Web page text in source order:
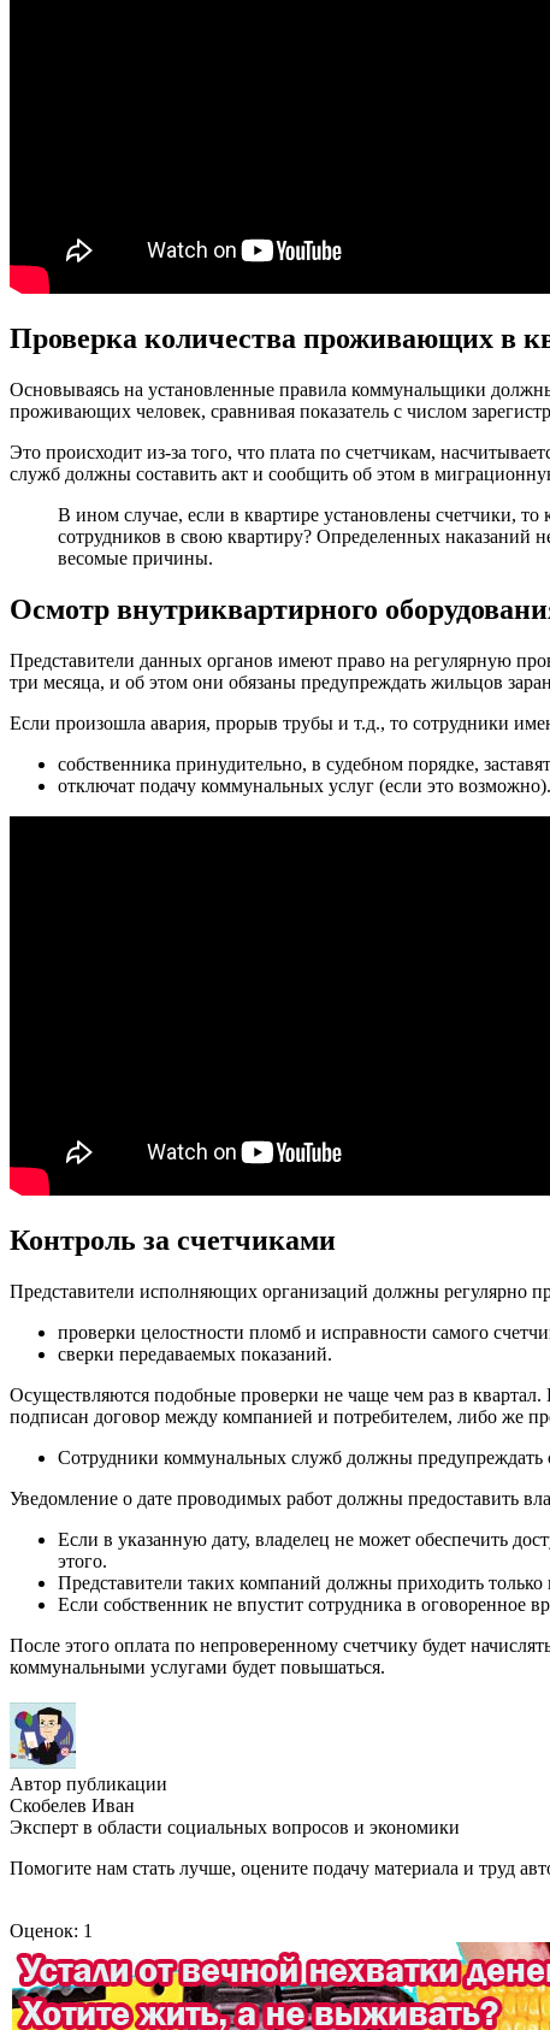
Проверка количества проживающих в
Основываясь на установленные правила коммунальщики
проживающих человек, сравнивая показатель с числом
Это происходит из-за того, что плата по счетчикам,
служб должны составить акт и сообщить об этом в
В ином случае, если в квартире установлены счетчики,
сотрудников в свою квартиру? Определенных наказаний
весомые причины.
Осмотр внутриквартирного
Представители данных органов имеют право на регулярную
три месяца, и об этом они обязаны предупреждать жильцов
Если произошла авария, прорыв трубы и т.д., то сотрудники
собственника принудительно, в судебном порядке,
отключат подачу коммунальных услуг (если это возможно).
Контроль за счетчиками
Представители исполняющих организаций должны регулярно
проверки целостности пломб и исправности самого
сверки передаваемых показаний.
Осуществляются подобные проверки не чаще чем раз в
подписан договор между компанией и потребителем, либо же
Сотрудники коммунальных служб должны предупреждать
Уведомление о дате проводимых работ должны предоставить
Если в указанную дату, владелец не может обеспечить
этого.
Представители таких компаний должны приходить только
Если собственник не впустит сотрудника в оговоренное
После этого оплата по непроверенному счетчику будет
коммунальными услугами будет повышаться.
Автор публикации
Скобелев Иван
Эксперт в области социальных вопросов и экономики
Помогите нам стать лучше, оцените подачу материала и труд
Оценок: 1